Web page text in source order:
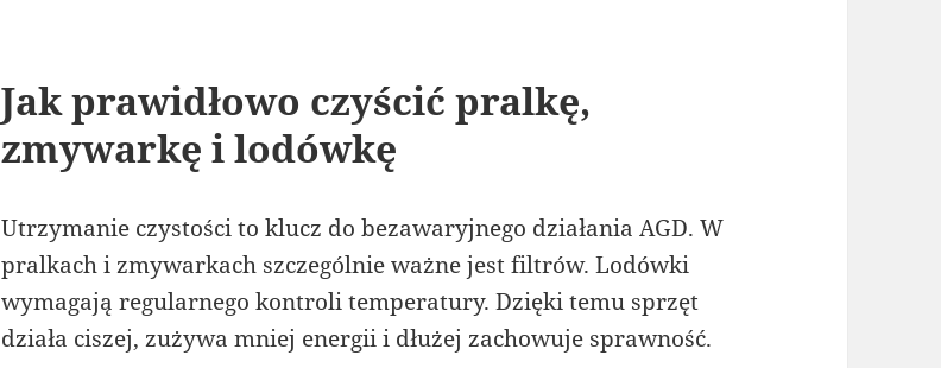
Jak prawidłowo czyścić pralkę,
zmywarkę i lodówkę
Utrzymanie czystości to klucz do bezawaryjnego działania AGD. W
pralkach i zmywarkach szczególnie ważne jest filtrów. Lodówki
wymagają regularnego kontroli temperatury. Dzięki temu sprzęt
działa ciszej, zużywa mniej energii i dłużej zachowuje sprawność.